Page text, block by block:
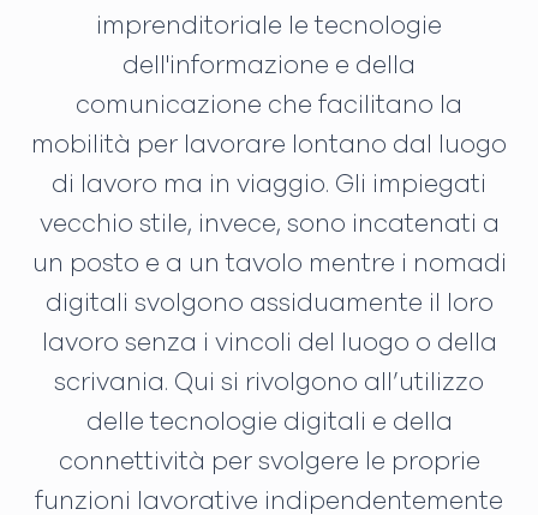
imprenditoriale le tecnologie
dell'informazione e della
comunicazione che facilitano la
mobilità per lavorare lontano dal luogo
di lavoro ma in viaggio. Gli impiegati
vecchio stile, invece, sono incatenati a
un posto e a un tavolo mentre i nomadi
digitali svolgono assiduamente il loro
lavoro senza i vincoli del luogo o della
scrivania. Qui si rivolgono all’utilizzo
delle tecnologie digitali e della
connettività per svolgere le proprie
funzioni lavorative indipendentemente